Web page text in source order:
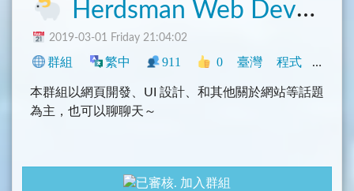
Herdsman Web Developer
2019-03-01 Friday 21:04:02
群組 繁中 911 0 臺灣 程式 科技
本群組以網頁開發、UI 設計、和其他關於網站等話題
為主，也可以聊聊天～
加入群組